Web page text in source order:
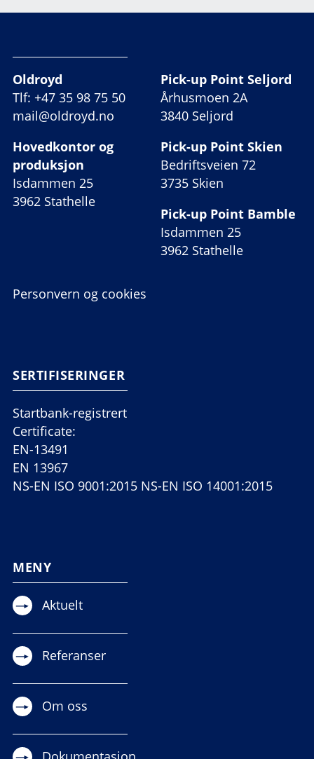
Oldroyd
Tlf: +47 35 98 75 50
mail@oldroyd.no
Hovedkontor og
produksjon
Isdammen 25
3962 Stathelle
Pick-up Point Seljord
Århusmoen 2A
3840 Seljord
Pick-up Point Skien
Bedriftsveien 72
3735 Skien
Pick-up Point Bamble
Isdammen 25
3962 Stathelle
Personvern og cookies
SERTIFISERINGER
Startbank-registrert
Certificate:
EN-13491
EN 13967
NS-EN ISO 9001:2015 NS-EN ISO 14001:2015
MENY
Aktuelt
Referanser
Om oss